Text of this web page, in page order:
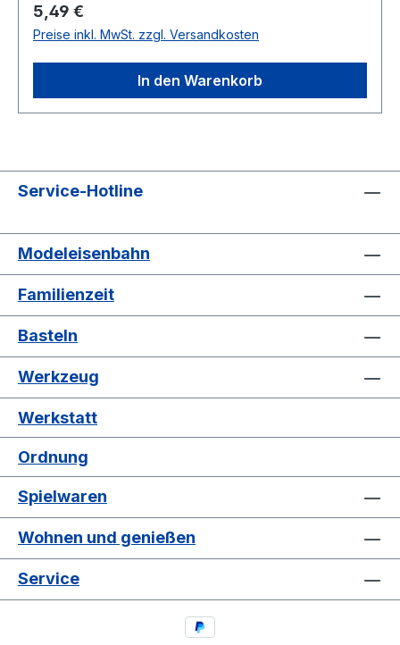
Regulärer Preis:
5,49 €
Preise inkl. MwSt. zzgl. Versandkosten
In den Warenkorb
Service-Hotline
Modeleisenbahn
Familienzeit
Basteln
Werkzeug
Werkstatt
Ordnung
Spielwaren
Wohnen und genießen
Service